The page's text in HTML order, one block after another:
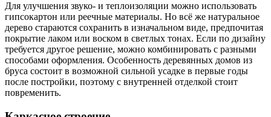
Для улучшения звуко- и теплоизоляции можно использовать
гипсокартон или реечные материалы. Но всё же натуральное
дерево стараются сохранить в изначальном виде, предпочитая
покрытие лаком или воском в светлых тонах. Если по дизайну
требуется другое решение, можно комбинировать с разными
способами оформления. Особенность деревянных домов из
бруса состоит в возможной сильной усадке в первые годы
после постройки, поэтому с внутренней отделкой стоит
повременить.